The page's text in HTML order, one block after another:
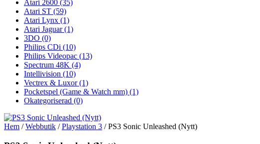
Atari 2600 (35)
Atari ST (59)
Atari Lynx (1)
Atari Jaguar(1)
3DO (0)
Philips CDi (10)
Philips Videopac (13)
Spectrum 48K (4)
Intellivision (10)
Vectrex & Luxor(1)
Pocketspel (Game & Watch mm) (1)
Okategoriserad (0)
Hem /Webbutik /Playstation 3 / PS3 Sonic Unleashed (Nytt)